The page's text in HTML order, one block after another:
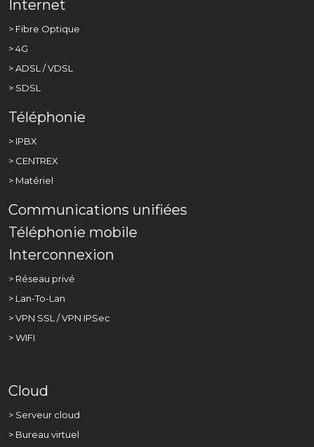
Internet
> Fibre Optique
> 4G
> ADSL / VDSL
> SDSL
Téléphonie
> IPBX
> CENTREX
> Matériel
Communications unifiées
Téléphonie mobile
Interconnexion
> Réseau privé
> Lan-To-Lan
> VPN SSL / VPN IPSec
> WIFI
Cloud
> Serveur cloud
> Bureau virtuel